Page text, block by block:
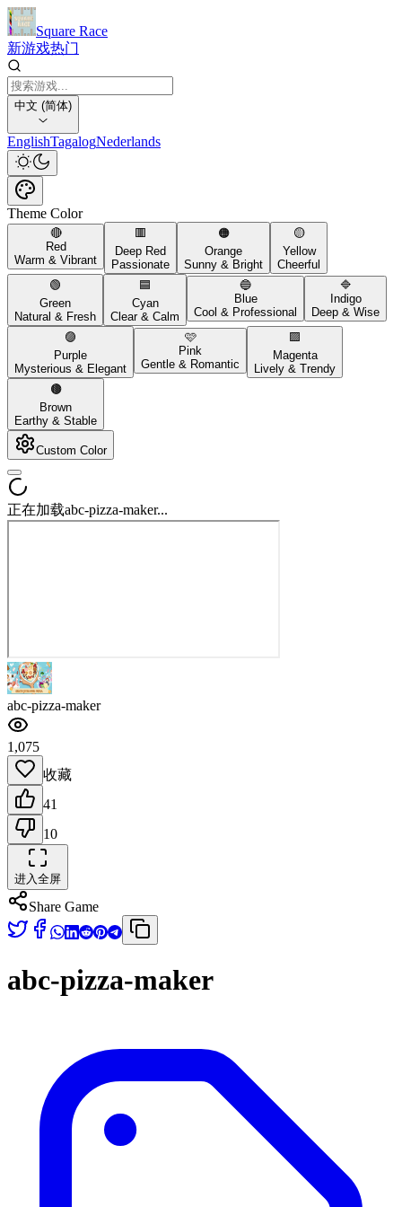
Square Race
新游戏热门
中文 (简体)
EnglishTagalogNederlands
Theme Color
🔴
Red
Warm & Vibrant
🟥
Deep Red
Passionate
🟠
Orange
Sunny & Bright
🟡
Yellow
Cheerful
🟢
Green
Natural & Fresh
🟦
Cyan
Clear & Calm
🔵
Blue
Cool & Professional
🔷
Indigo
Deep & Wise
🟣
Purple
Mysterious & Elegant
🩷
Pink
Gentle & Romantic
🟪
Magenta
Lively & Trendy
🟤
Brown
Earthy & Stable
Custom Color
正在加载abc-pizza-maker...
abc-pizza-maker
1,075
收藏
41
10
进入全屏
Share Game
abc-pizza-maker